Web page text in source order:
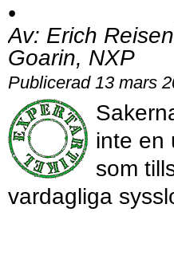
•
Av: Erich
Goarin, NXP
Publicerad 13 mars
inte en
som
vardagliga